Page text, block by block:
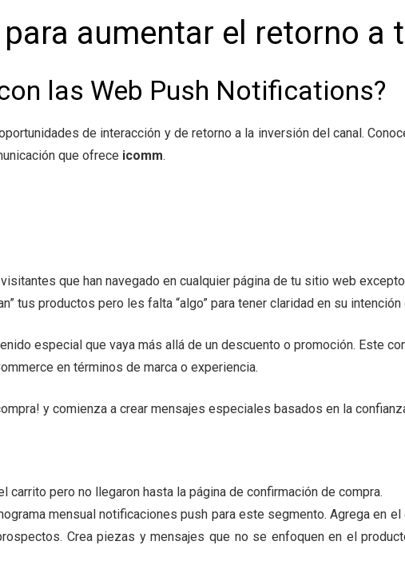
aumentar el retorno a
las Web Push Notifications?
de interacción y de retorno a la inversión del canal.
que ofrece icomm.
que han navegado en cualquier página de tu sitio web
tus productos pero les falta “algo” para tener claridad en su intención
especial que vaya más allá de un descuento o promoción. Este
en términos de marca o experiencia.
y comienza a crear mensajes especiales basados en la
pero no llegaron hasta la página de confirmación de compra.
mensual notificaciones push para este segmento. Agrega en
Crea piezas y mensajes que no se enfoquen en el